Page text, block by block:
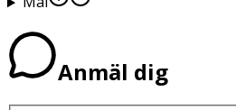
Anmäl dig